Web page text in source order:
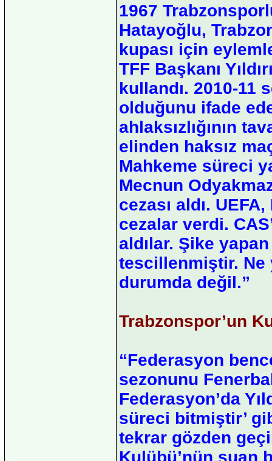
1967
Hatayoğlu,
kupası için
TFF Başkanı
kullandı. 2010-11
olduğunu ifade
ahlaksızlığının
elinden haksız
Mahkeme süreci
Mecnun
cezası aldı.
cezalar verdi.
aldılar. Şike
tescillenmiştir. Ne
durumda değil.”
Trabzonspor’un
“Federasyon
sezonunu
Federasyon’da
süreci bitmiştir’
tekrar gözden
Kulübü’nün şuan